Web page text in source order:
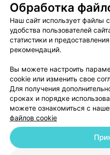
Пользовательское
Вакансии
Написать
Обработка
© 2026 ООО «Артокс Лаб», УНП
Обработка
Наш сайт использует файлы
удобства пользователей
статистики и
рекомендаций.
Вы можете настроить
cookie или изменить свое
Для получения
сроках и порядке
можете ознакомиться с
файлов cookie